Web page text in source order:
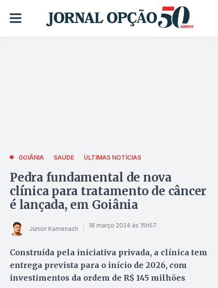
GOIÂNIA SAÚDE ÚLTIMAS NOTÍCIAS
Pedra fundamental de nova
clínica para tratamento de câncer
é lançada, em Goiânia
Júnior Kamenach 18 março 2024 às 15h57
Construída pela iniciativa privada, a clínica tem
entrega prevista para o início de 2026, com
investimentos da ordem de R$ 145 milhões